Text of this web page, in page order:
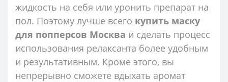
жидкость на себя или уронить препарат на
пол. Поэтому лучше всего купить маску
для попперсов Москва и сделать процесс
использования релаксанта более удобным
и результативным. Кроме этого, вы
непрерывно сможете вдыхать аромат